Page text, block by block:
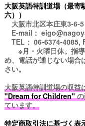
大阪英語特訓道場（最寄
六））
大阪市北区本庄東3-6-5
E-mail：
TEL： 06-6374-4085,
※月・火曜日休。指導
め、電話が通じない場
さい。
大阪英語特訓道場の収益
"Dream for Children"の
ています。
特定商取引法に基づく表